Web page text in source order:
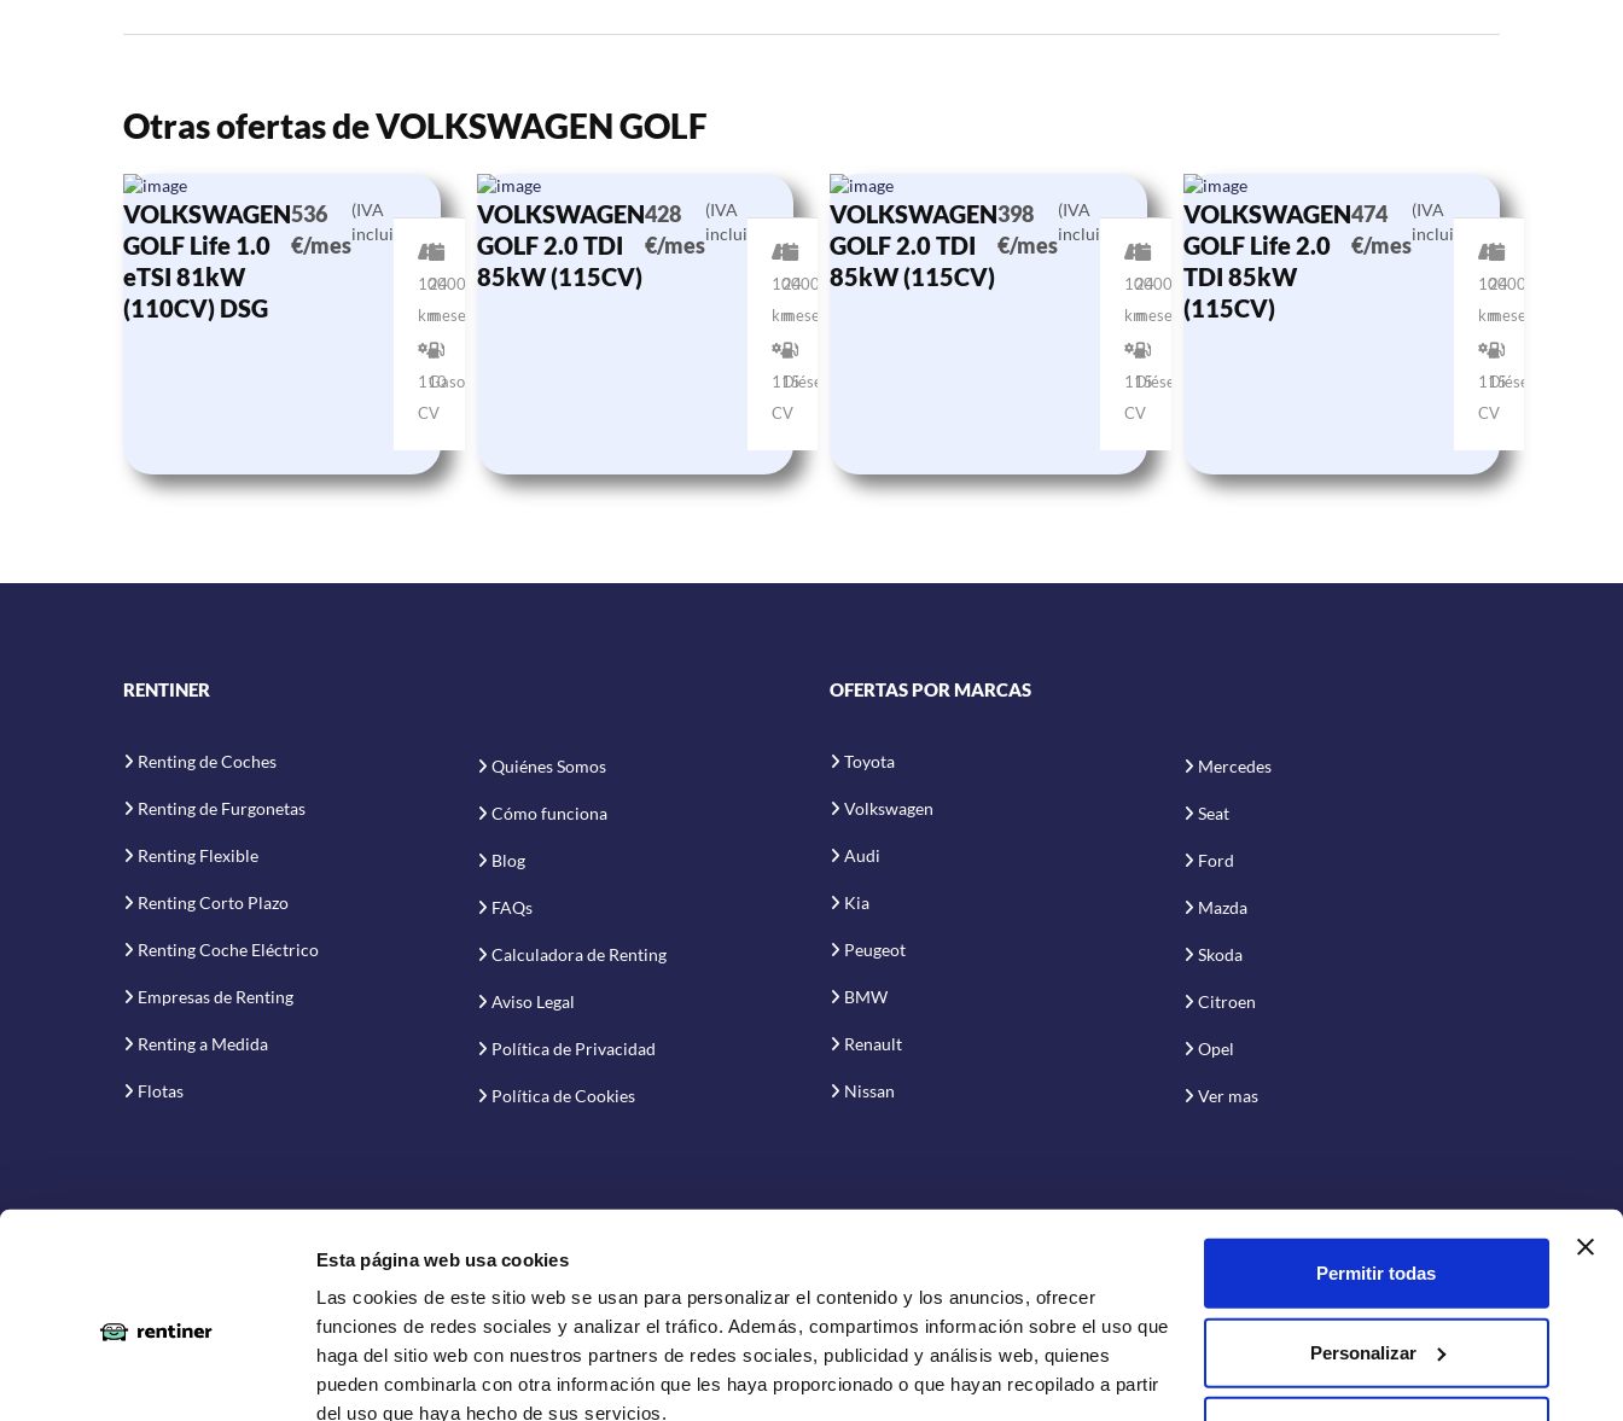
Esta página web usa cookies
Las cookies de este sitio web se usan para personalizar el contenido y los anuncios, ofrecer
funciones de redes sociales y analizar el tráfico. Además, compartimos información sobre el uso que
haga del sitio web con nuestros partners de redes sociales, publicidad y análisis web, quienes
pueden combinarla con otra información que les haya proporcionado o que hayan recopilado a partir
del uso que haya hecho de sus servicios.
Permitir todas
Personalizar
Otras ofertas de VOLKSWAGEN GOLF
VOLKSWAGEN
GOLF Life 1.0
eTSI 81kW
(110CV) DSG
536
€/mes
(IVA
incluido)
10000
km
24
meses
110
CV
Gasolina
VOLKSWAGEN
GOLF 2.0 TDI
85kW (115CV)
428
€/mes
(IVA
incluido)
10000
km
24
meses
115
CV
Diésel
VOLKSWAGEN
GOLF 2.0 TDI
85kW (115CV)
398
€/mes
(IVA
incluido)
10000
km
24
meses
115
CV
Diésel
VOLKSWAGEN
GOLF Life 2.0
TDI 85kW
(115CV)
474
€/mes
(IVA
incluido)
10000
km
24
meses
115
CV
Diésel
RENTINER
Renting de Coches
Renting de Furgonetas
Renting Flexible
Renting Corto Plazo
Renting Coche Eléctrico
Empresas de Renting
Renting a Medida
Flotas
Quiénes Somos
Cómo funciona
Blog
FAQs
Calculadora de Renting
Aviso Legal
Política de Privacidad
Política de Cookies
OFERTAS POR MARCAS
Toyota
Volkswagen
Audi
Kia
Peugeot
BMW
Renault
Nissan
Mercedes
Seat
Ford
Mazda
Skoda
Citroen
Opel
Ver mas
Conecta con nosotros:
Proyecto financiado por la Empresa Nacional de Innovación S.A.